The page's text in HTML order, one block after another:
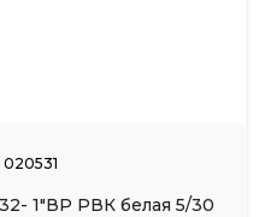
020531
1"ВР РВК белая 5/30